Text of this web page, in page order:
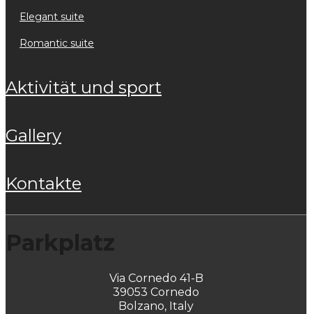
elegant suite
romantic suite
aktivität und sport
gallery
kontakte
Parkplatz
Via Cornedo 41-B
39053 Cornedo
Bolzano, Italy